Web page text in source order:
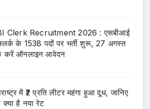
Clerk Recruitment 2026 : एसबीआई
के 1538 पदों पर भर्ती शुरू, 27 अगस्त
करें ऑनलाइन आवेदन
में ₹2 प्रति लीटर महंगा हुआ दूध, जानिए
है नया रेट